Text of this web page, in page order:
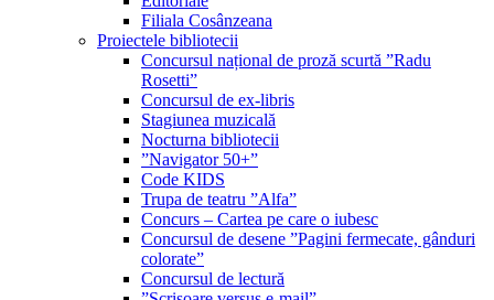
Filiala Cosânzeana
Proiectele bibliotecii
Concursul național de proză scurtă ”Radu
Rosetti”
Concursul de ex-libris
Stagiunea muzicală
Nocturna bibliotecii
”Navigator 50+”
Code KIDS
Trupa de teatru ”Alfa”
Concurs – Cartea pe care o iubesc
Concursul de desene ”Pagini fermecate, gânduri
colorate”
Concursul de lectură